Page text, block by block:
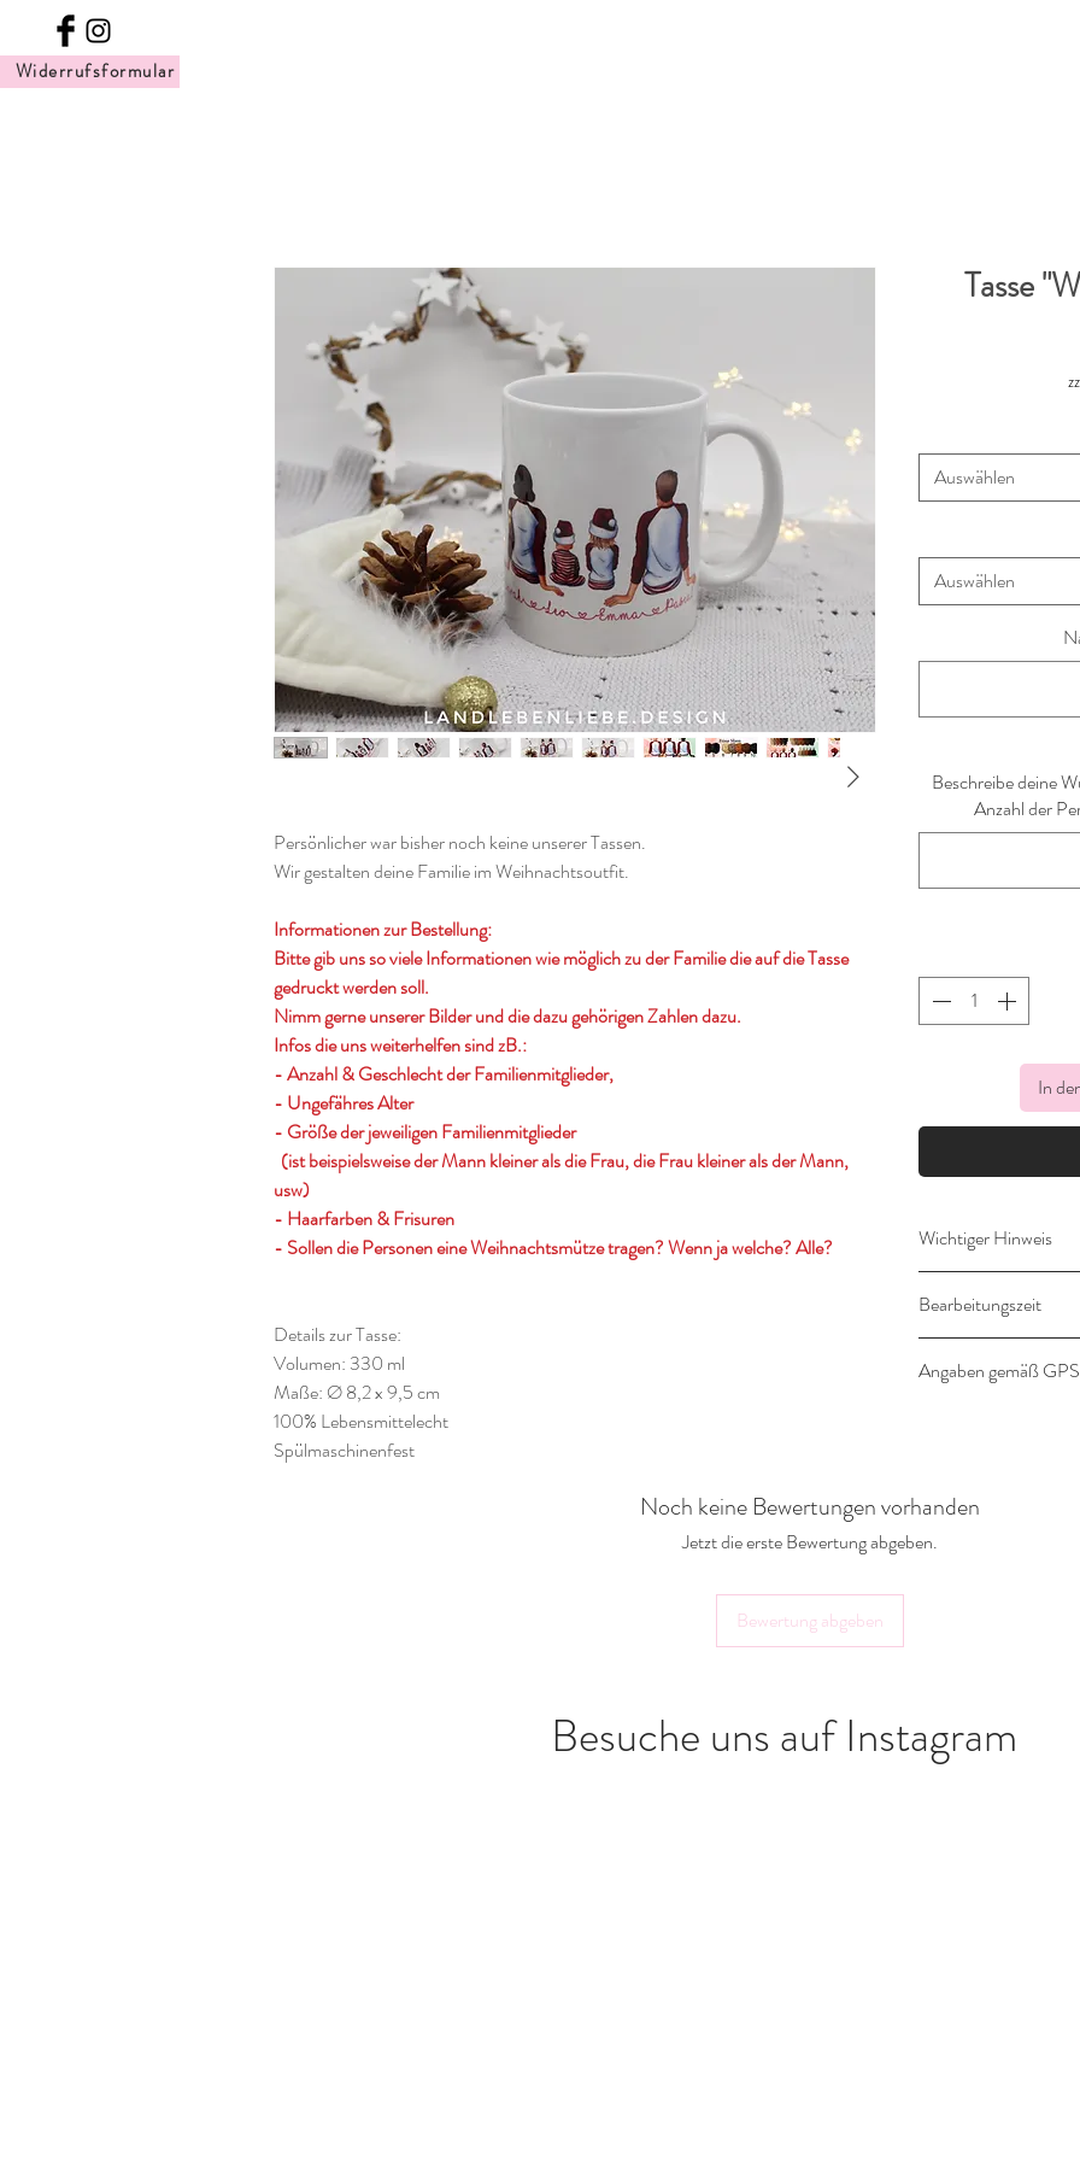
Widerrufsformular
Persönlicher war bisher noch keine unserer Tassen.
Wir gestalten deine Familie im Weihnachtsoutfit.
Informationen zur Bestellung:
Bitte gib uns so viele Informationen wie möglich zu der Familie die auf die Tasse
gedruckt werden soll.
Nimm gerne unserer Bilder und die dazu gehörigen Zahlen dazu.
Infos die uns weiterhelfen sind zB.:
- Anzahl & Geschlecht der Familienmitglieder,
- Ungefähres Alter
- Größe der jeweiligen Familienmitglieder
(ist beispielsweise der Mann kleiner als die Frau, die Frau kleiner als der Mann,
usw)
- Haarfarben & Frisuren
- Sollen die Personen eine Weihnachtsmütze tragen? Wenn ja welche? Alle?
Details zur Tasse:
Volumen: 330 ml
Maße: Ø 8,2 x 9,5 cm
100% Lebensmittelecht
Spülmaschinenfest
Tasse
Auswählen
Auswählen
Beschreibe deine
Anzahl der
In
Wichtiger Hinweis
Ein Umtausch ist
Bearbeitungszeit
Angaben gemäß
Landlebenliebe Design
Noch keine Bewertungen vorhanden
Jetzt die erste Bewertung abgeben.
Bewertung abgeben
Besuche uns auf Instagram